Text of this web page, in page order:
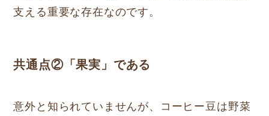
支える重要な存在なのです。
共通点②「果実」である
意外と知られていませんが、コーヒー豆は野菜